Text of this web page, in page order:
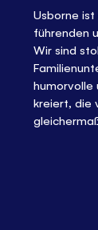
Usborne
führenden
Wir sind
humorvolle
kreiert, die